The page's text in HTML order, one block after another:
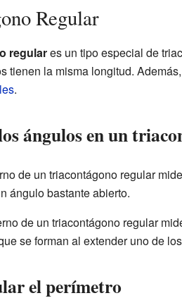
Regular
regulares un tipo especial de
tienen la misma longitud.
.
ángulos en un
de un triacontágono regular
ángulo bastante abierto.
de un triacontágono regular
se forman al extender uno de
el perímetro